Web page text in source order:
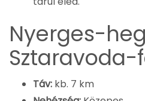
Nyerges-
Sztaravoda-
Táv: kb. 7 km